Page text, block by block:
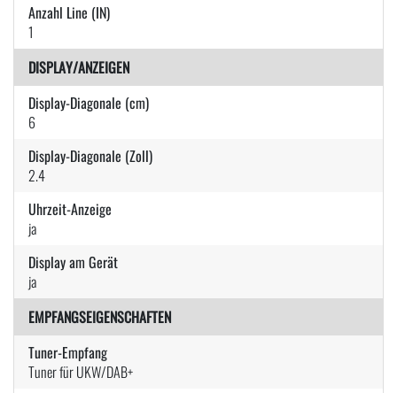
Anzahl Line (IN)
1
DISPLAY/ANZEIGEN
Display-Diagonale (cm)
6
Display-Diagonale (Zoll)
2.4
Uhrzeit-Anzeige
ja
Display am Gerät
ja
EMPFANGSEIGENSCHAFTEN
Tuner-Empfang
Tuner für UKW/DAB+